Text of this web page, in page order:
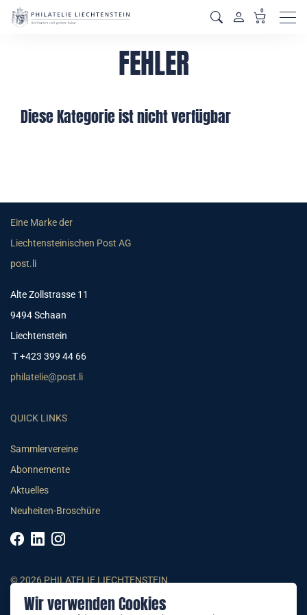
Wir verwenden Cookies
0
FEHLER
Diese Kategorie ist nicht verfügbar
Eine Marke der
Liechtensteinischen Post AG
post.li
Alte Zollstrasse 11
9494 Schaan
Liechtenstein
T +423 399 44 66
philatelie@post.li
QUICK LINKS
Sammlervereine
Abonnemente
Aktuelles
Neuheiten-Broschüre
© 2026 PHILATELIE LIECHTENSTEIN
AGB